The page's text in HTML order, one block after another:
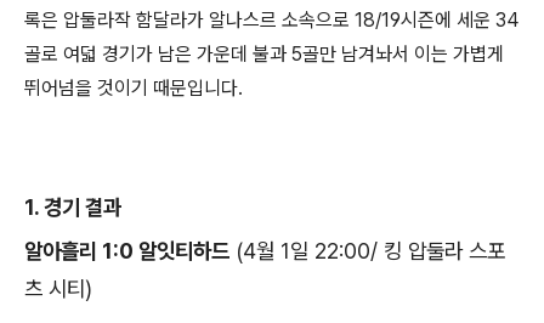
록은 압둘라작 함달라가 알나스르 소속으로 18/19시즌에 세운 34
골로 여덟 경기가 남은 가운데 불과 5골만 남겨놔서 이는 가볍게
뛰어넘을 것이기 때문입니다.
1. 경기 결과
알아흘리 1:0 알잇티하드 (4월 1일 22:00/ 킹 압둘라 스포
츠 시티)